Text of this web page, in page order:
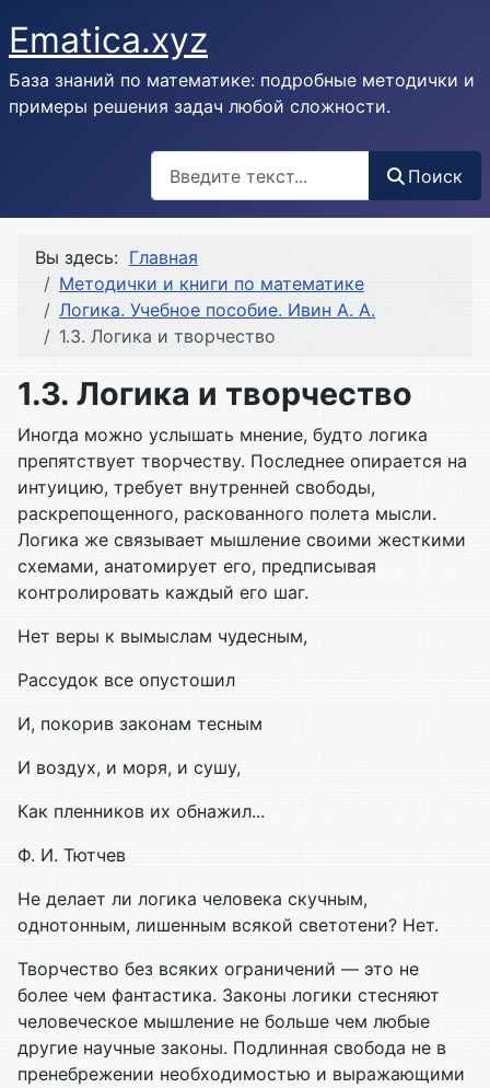
Ematica.xyz
База знаний по математике: подробные методички и
примеры решения задач любой сложности.
Поиск
Вы здесь: Главная
Методички и книги по математике
Логика. Учебное пособие. Ивин А. А.
1.3. Логика и творчество
1.3. Логика и творчество
Иногда можно услышать мнение, будто логика
препятствует творчеству. Последнее опирается на
интуицию, требует внутренней свободы,
раскрепощенного, раскованного полета мысли.
Логика же связывает мышление своими жесткими
схемами, анатомирует его, предписывая
контролировать каждый его шаг.
Нет веры к вымыслам чудесным,
Рассудок все опустошил
И, покорив законам тесным
И воздух, и моря, и сушу,
Как пленников их обнажил...
Ф. И. Тютчев
Не делает ли логика человека скучным,
однотонным, лишенным всякой светотени? Нет.
Творчество без всяких ограничений — это не
более чем фантастика. Законы логики стесняют
человеческое мышление не больше чем любые
другие научные законы. Подлинная свобода не в
пренебрежении необходимостью и выражающими